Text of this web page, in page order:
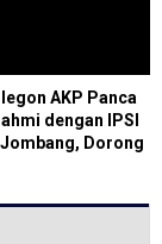
AKP Panca
dengan IPSI
Dorong